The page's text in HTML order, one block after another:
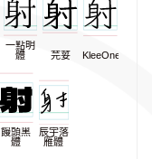
一點明
體
芫荽 KleeOne
饅頭黑
體
辰宇落
雁體